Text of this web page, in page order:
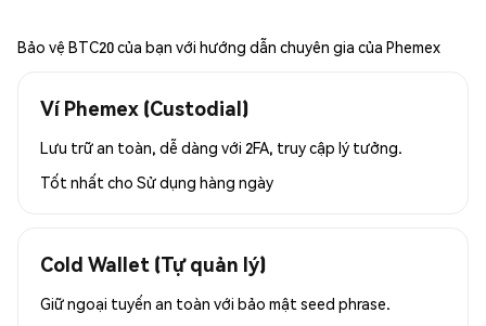
Bảo vệ BTC20 của bạn với hướng dẫn chuyên gia của Phemex
Ví Phemex (Custodial)
Lưu trữ an toàn, dễ dàng với 2FA, truy cập lý tưởng.
Tốt nhất cho Sử dụng hàng ngày
Cold Wallet (Tự quản lý)
Giữ ngoại tuyến an toàn với bảo mật seed phrase.